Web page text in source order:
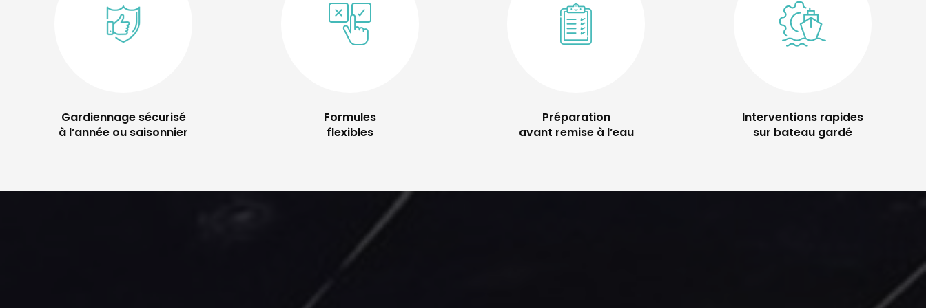
Gardiennage sécurisé
à l’année ou saisonnier
Formules
flexibles
Préparation
avant remise à l’eau
Interventions rapides
sur bateau gardé